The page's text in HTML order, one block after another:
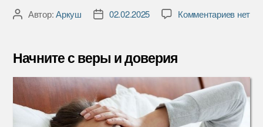
АвторАвтор:Аркуш
Дата02.02.2025 Комментариевк
и
нет
Начните с веры и доверия